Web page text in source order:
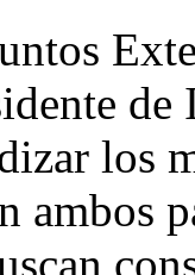
los
ambos